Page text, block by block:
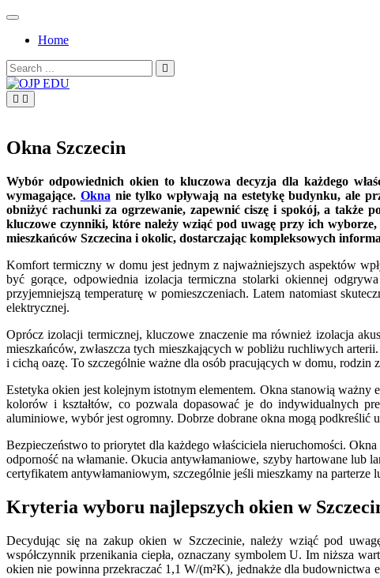
Skip
contentHome
Search
for:
Okna Szczecin
Wybór odpowiednich okien to kluczowa decyzja dla każdego
wymagające. Okna nie tylko wpływają na estetykę budynku, ale
obniżyć rachunki za ogrzewanie, zapewnić ciszę i spokój, a także
kluczowe czynniki, które należy wziąć pod uwagę przy ich
mieszkańców Szczecina i okolic, dostarczając kompleksowych
Komfort termiczny w domu jest jednym z najważniejszych aspektów
być gorące, odpowiednia izolacja termiczna stolarki okiennej
przyjemniejszą temperaturę w pomieszczeniach. Latem natomiast
elektrycznej.
Oprócz izolacji termicznej, kluczowe znaczenie ma również izolacja
mieszkańców, zwłaszcza tych mieszkających w pobliżu ruchliwych
i cichą oazę. To szczególnie ważne dla osób pracujących w domu,
Estetyka okien jest kolejnym istotnym elementem. Okna stanowią
kolorów i kształtów, co pozwala dopasować je do indywidualnych
aluminiowe, wybór jest ogromny. Dobrze dobrane okna mogą podkreślić
Bezpieczeństwo to priorytet dla każdego właściciela nieruchomości.
odporność na włamanie. Okucia antywłamaniowe, szyby hartowane lub
certyfikatem antywłamaniowym, szczególnie jeśli mieszkamy na
Kryteria wyboru najlepszych okien w
Decydując się na zakup okien w Szczecinie, należy wziąć pod
współczynnik przenikania ciepła, oznaczany symbolem U. Im niższa
okien nie powinna przekraczać 1,1 W/(m²K), jednakże dla budownictwa